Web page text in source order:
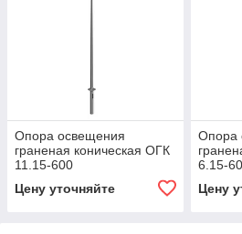
Опора освещения
граненая коническая ОГК
11.15-600
Цену уточняйте
Опора
6.15-
Цену